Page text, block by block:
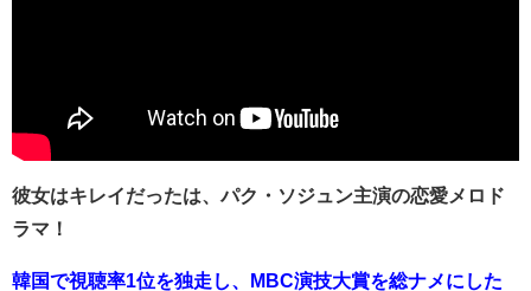
彼女はキレイだったは、パク・ソジュン主演の恋愛メロド
ラマ！
韓国で視聴率1位を独走し、MBC演技大賞を総ナメにした